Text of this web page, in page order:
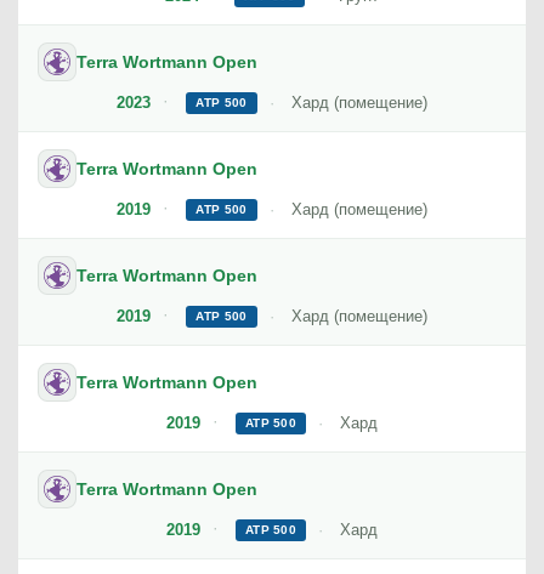
2023
Terra Wortmann Open
ATP 500 Хард (помещение)
2019
Terra Wortmann Open
ATP 500 Хард (помещение)
2019
Terra Wortmann Open
ATP 500 Хард (помещение)
2019
Terra Wortmann Open
ATP 500 Хард
2019
Terra Wortmann Open
ATP 500 Хард